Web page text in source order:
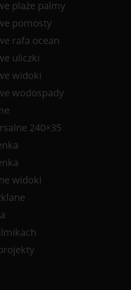
plaże palmy
pomosty
rafa ocean
uliczki
widoki
wodospady
240×35
widoki